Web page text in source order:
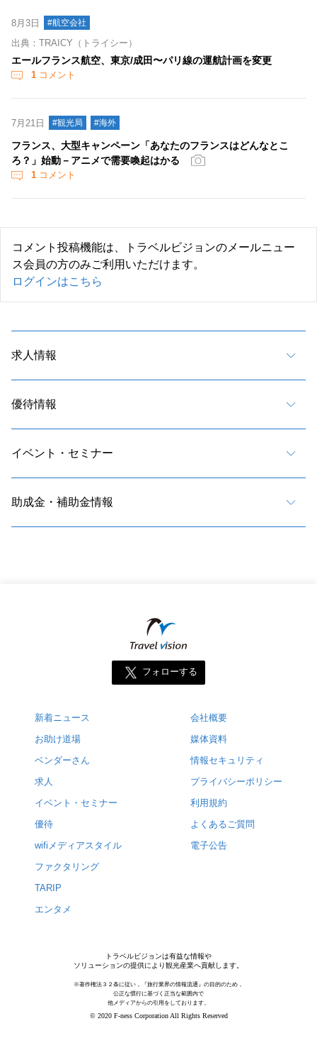
8月3日 #航空会社
出典：TRAICY（トライシー）
エールフランス航空、東京/成田〜パリ線の運航計画を変更
1 コメント
7月21日 #観光局 #海外
フランス、大型キャンペーン「あなたのフランスはどんなとこ
ろ？」始動－アニメで需要喚起はかる
1 コメント
コメント投稿機能は、トラベルビジョンのメールニュー
ス会員の方のみご利用いただけます。
ログインはこちら
求人情報
優待情報
イベント・セミナー
助成金・補助金情報
フォローする
新着ニュース
お助け道場
ベンダーさん
求人
イベント・セミナー
優待
wifiメディアスタイル
ファクタリング
TARIP
エンタメ
会社概要
媒体資料
情報セキュリティ
プライバシーポリシー
利用規約
よくあるご質問
電子公告
トラベルビジョンは有益な情報や
ソリューションの提供により観光産業へ貢献します。
※著作権法３２条に従い，『旅行業界の情報流通』の目的のため，
公正な慣行に基づく正当な範囲内で
他メディアからの引用をしております。
© 2020 F-ness Corporation All Rights Reserved